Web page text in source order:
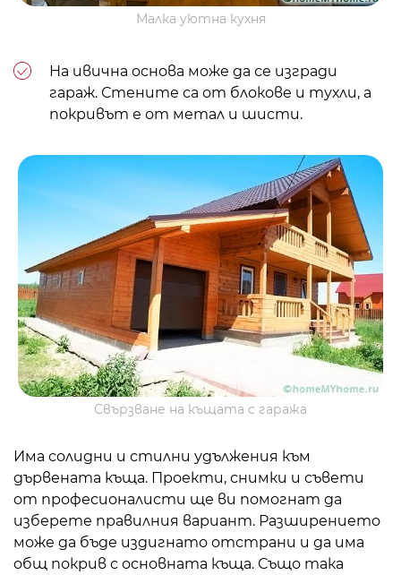
Малка уютна кухня
На ивична основа може да се изгради
гараж. Стените са от блокове и тухли, а
покривът е от метал и шисти.
Свързване на къщата с гаража
Има солидни и стилни удължения към
дървената къща. Проекти, снимки и съвети
от професионалисти ще ви помогнат да
изберете правилния вариант. Разширението
може да бъде издигнато отстрани и да има
общ покрив с основната къща. Също така